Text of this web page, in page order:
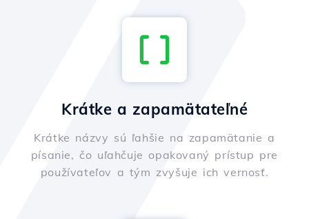
Krátke a zapamätateľné
Krátke názvy sú ľahšie na zapamätanie a
písanie, čo uľahčuje opakovaný prístup pre
používateľov a tým zvyšuje ich vernosť.